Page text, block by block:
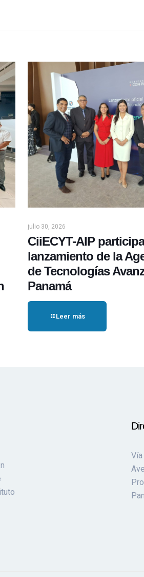
julio 30, 2026
CiiECYT-AIP
lanzamiento de la
de Tecnologías
Panamá
Leer más
Vía